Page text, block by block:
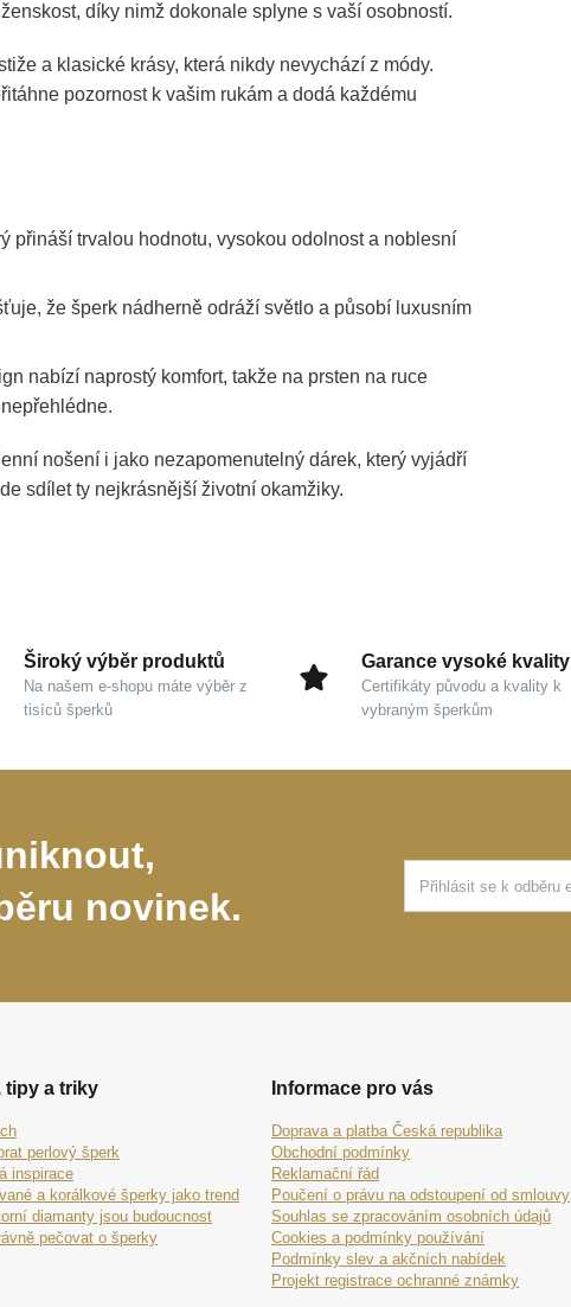
díky nimž dokonale splyne s vaší osobností.
a klasické krásy, která nikdy nevychází z módy.
pozornost k vašim rukám a dodá každému
přináší trvalou hodnotu, vysokou odolnost a noblesní
že šperk nádherně odráží světlo a působí luxusním
nabízí naprostý komfort, takže na prsten na ruce
nošení i jako nezapomenutelný dárek, který vyjádří
sdílet ty nejkrásnější životní okamžiky.
Široký výběr produktů
Na našem e-shopu máte výběr z
tisíců šperků
Garance vysoké kvality
Certifikáty původu a kvality k
vybraným šperkům
novinek.
tipy a triky
perlový šperk
inspirace
a korálkové šperky jako trend
diamanty jsou budoucnost
pečovat o šperky
Informace pro vás
Doprava a platba Česká republika
Obchodní podmínky
Reklamační řád
Poučení o právu na odstoupení od smlouvy
Souhlas se zpracováním osobních údajů
Cookies a podmínky používání
Podmínky slev a akčních nabídek
Projekt registrace ochranné známky